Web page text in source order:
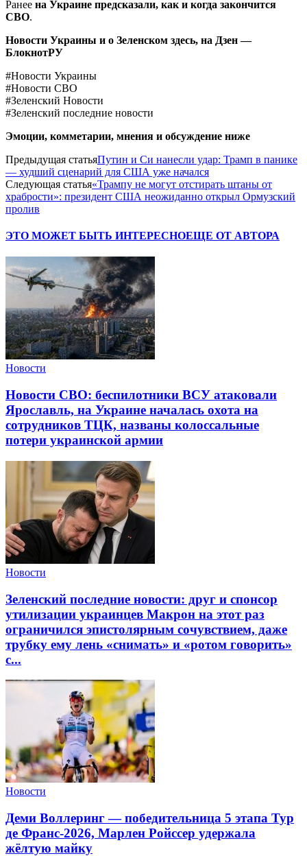
Ранее на Украине предсказали, как и когда закончится
СВО.
Новости Украины и о Зеленском здесь, на Дзен —
БлокнотРУ
#Новости Украины
#Новости СВО
#Зеленский Новости
#Зеленский последние новости
Эмоции, комметарии, мнения и обсуждение ниже
Предыдущая статьяПутин и Си нанесли удар: Трамп в панике
— худший сценарий для США уже начался
Следующая статья«Трампу не могут отстирать штаны от
храбрости»: президент США неожиданно открыл Ормузский
пролив
ЭТО МОЖЕТ БЫТЬ ИНТЕРЕСНОЕЩЕ ОТ АВТОРА
Новости
Новости СВО: беспилотники ВСУ атаковали
Ярославль, на Украине началась охота на
сотрудников ТЦК, названы колоссальные
потери украинской армии
Новости
Зеленский последние новости: друг и спонсор
утилизации украинцев Макрон на этот раз
ограничился эпистолярным сочувствием, даже
трубку ему лень «снимать» и «ротом говорить»
с...
Новости
Деми Воллеринг — победительница 5 этапа Тур
де Франс-2026, Марлен Ройссер удержала
жёлтую майку